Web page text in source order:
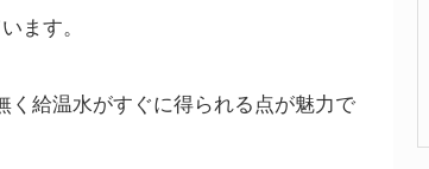
ます。
く給温水がすぐに得られる点が魅力で